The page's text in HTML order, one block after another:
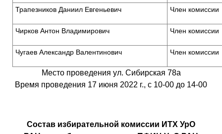
Трапезников Даниил Евгеньевич Член комиссии
Чирков Антон Владимирович Член комиссии
Чугаев Александр Валентинович Член комиссии
Место проведения ул. Сибирская 78а
Время проведения 17 июня 2022 г., с 10-00 до 14-00
Состав избирательной комиссии ИТХ УрО